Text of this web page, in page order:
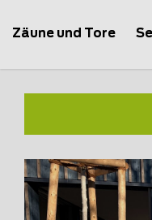
Zäune und Tore